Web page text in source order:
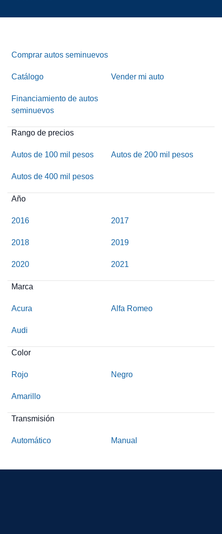
Comprar autos seminuevos
Catálogo Vender mi auto
Financiamiento de autos
seminuevos
Rango de precios
Autos de 100 mil pesos Autos de 200 mil pesos
Autos de 400 mil pesos
Año
2016 2017
2018 2019
2020 2021
Marca
Acura Alfa Romeo
Audi
Color
Rojo Negro
Amarillo
Transmisión
Automático Manual